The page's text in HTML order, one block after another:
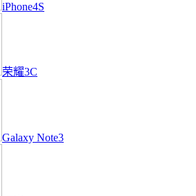
iPhone4S
荣耀3C
Galaxy Note3